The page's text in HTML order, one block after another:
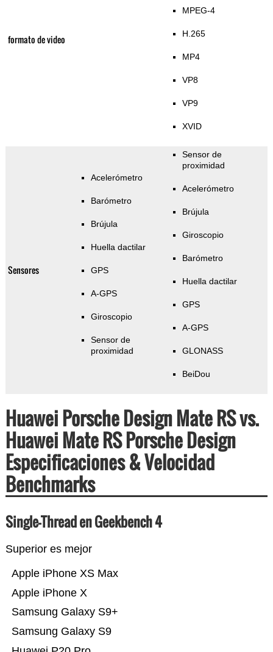
formato de video
MPEG-4
H.265
MP4
VP8
VP9
XVID
Sensores
Acelerómetro
Barómetro
Brújula
Huella dactilar
GPS
A-GPS
Giroscopio
Sensor de
proximidad
Sensor de
proximidad
Acelerómetro
Brújula
Giroscopio
Barómetro
Huella dactilar
GPS
A-GPS
GLONASS
BeiDou
Huawei Porsche Design Mate RS vs.
Huawei Mate RS Porsche Design
Especificaciones & Velocidad
Benchmarks
Single-Thread en Geekbench 4
Superior es mejor
Samsung Galaxy S9
Samsung Galaxy S9+
Apple iPhone X
Apple iPhone XS Max